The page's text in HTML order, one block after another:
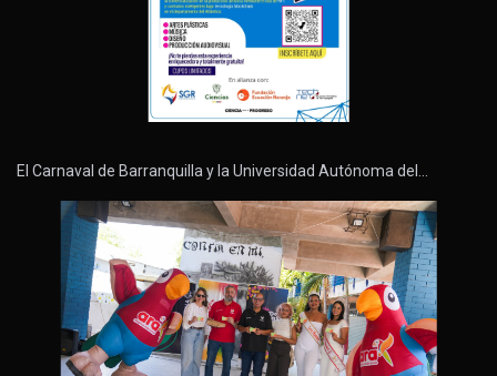
El Carnaval de Barranquilla y la Universidad Autónoma del…